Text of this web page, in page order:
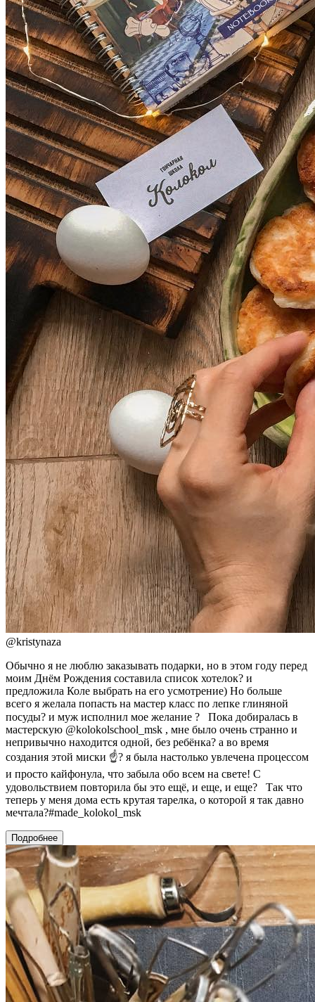
@kristynaza
Обычно я не люблю заказывать подарки, но в этом году перед
моим Днём Рождения составила список хотелок? и
предложила Коле выбрать на его усмотрение) Но больше
всего я желала попасть на мастер класс по лепке глиняной
посуды? и муж исполнил мое желание ?⠀Пока добиралась в
мастерскую @kolokolschool_msk , мне было очень странно и
непривычно находится одной, без ребёнка? а во время
создания этой миски ☝? я была настолько увлечена процессом
и просто кайфонула, что забыла обо всем на свете! С
удовольствием повторила бы это ещё, и еще, и еще?⠀Так что
теперь у меня дома есть крутая тарелка, о которой я так давно
мечтала?#made_kolokol_msk
Подробнее